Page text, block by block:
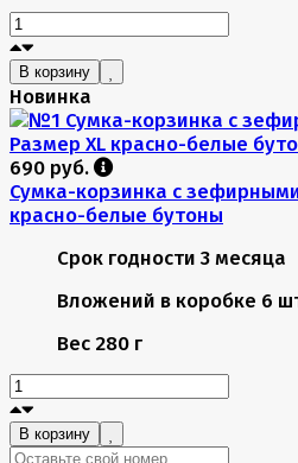
В корзину
Новинка
690 руб.
Сумка-корзинка с
красно-белые бутоны
Срок годности 3 месяца
Вложений в коробке 6
Вес 280 г
В корзину